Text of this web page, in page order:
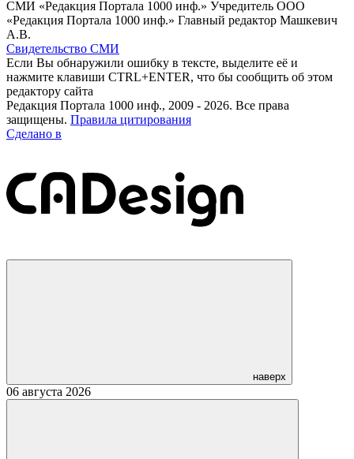
СМИ «Редакция Портала 1000 инф.» Учредитель ООО
«Редакция Портала 1000 инф.» Главный редактор Машкевич
А.В.
Свидетельство СМИ
Если Вы обнаружили ошибку в тексте, выделите её и
нажмите клавиши CTRL+ENTER, что бы сообщить об этом
редактору сайта
Редакция Портала 1000 инф., 2009 - 2026. Все права
защищены. Правила цитирования
Сделано в
наверх
06 августа 2026